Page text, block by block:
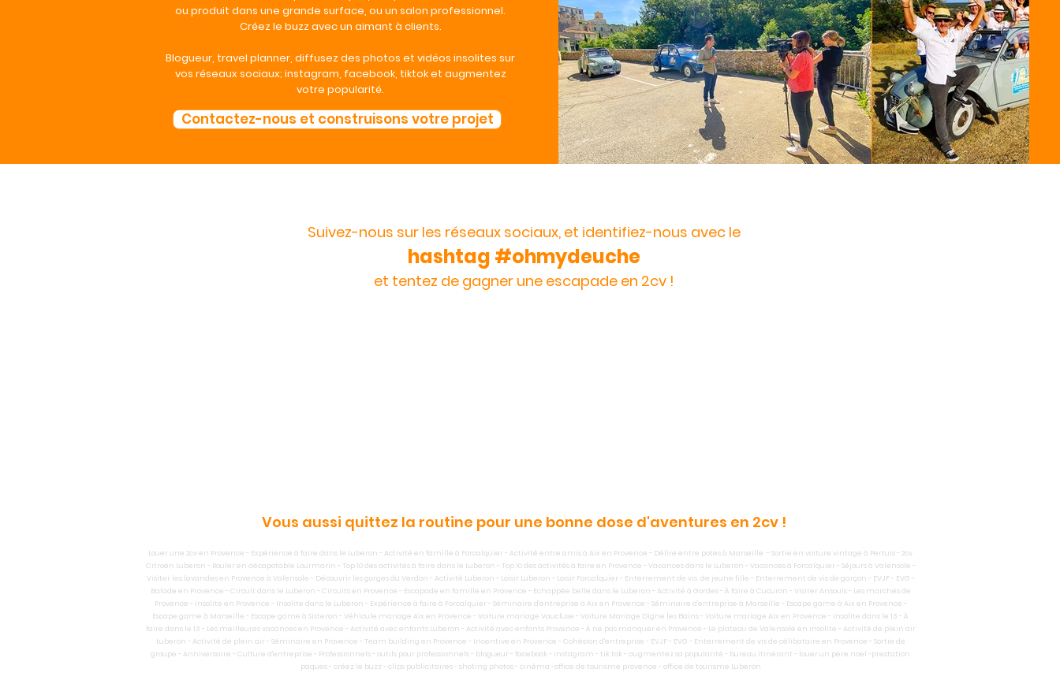
ou produit dans une grande surface, ou un salon professionnel.
Créez le buzz avec un aimant à clients.
Blogueur, travel planner, diffusez des photos et vidéos insolites sur
vos réseaux sociaux; instagram, facebook, tiktok et augmentez
votre popularité.
Contactez-nous et construisons votre projet
Suivez-nous sur les réseaux sociaux, et identifiez-nous avec le
hashtag #ohmydeuche
et tentez de gagner une escapade en 2cv !
Vous aussi quittez la routine pour une bonne dose d'aventures en 2cv !
Louer une 2cv en Provence - Expérience à faire dans le Luberon - Activité en famille à Forcalquier - Activité entre amis à Aix en Provence - Délire entre potes à Marseille - Sortie en voiture vintage à Pertuis - 2cv
Citroën Luberon - Rouler en décapotable Lourmarin - Top 10 des activités à faire dans le Luberon - Top 10 des activités à faire en Provence - Vacances dans le Luberon - Vacances à Forcalquier - Séjours à Valensole -
Visiter les lavandes en Provence à Valensole - Découvrir les gorges du Verdon - Activité Luberon - Loisir Luberon - Loisir Forcalquier - Enterrement de vis de jeune fille - Enterrement de vis de garçon - EVJF - EVG -
Balade en Provence - Circuit dans le Luberon - Circuits en Provence - Escapade en famille en Provence - Echappée belle dans le Luberon - Activité à Gordes - À faire à Cucuron - Visiter Ansouis - Les marchés de
Provence - Insolite en Provence - Insolite dans le Luberon - Expérience à faire à Forcalquier - Séminaire d'entreprise à Aix en Provence - Séminaire d'entreprise à Marseille - Escape game à Aix en Provence -
Escape game à Marseille - Escape game à Sisteron - Véhicule mariage Aix en Provence - Voiture mariage Vaucluse - Voiture Mariage Digne les Bains - Voiture mariage Aix en Provence - Insolite dans le 13 - À
faire dans le 13 - Les meilleures vacances en Provence - Activité avec enfants Luberon - Activité avec enfants Provence - À ne pas manquer en Provence - Le plateau de Valensole en insolite - Activité de plein air
Luberon - Activité de plein air - Séminaire en Provence - Team building en Provence - Incentive en Provence - Cohésion d'entreprise - EVJF - EVG - Enterrement de vis de célibataire en Provence - Sortie de
groupe - Anniversaire - Culture d'entreprise - Professionnels - outils pour professionnels - blogueur - facebook - instagram - tik tok - augmentez sa popularité - bureau itinérant - louer un père noel -prestation
paques - créez le buzz - clips publicitaires - shoting photos - cinéma -office de tourisme provence - office de tourisme Luberon